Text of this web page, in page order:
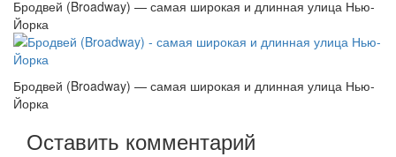
Бродвей (Broadway) — самая широкая и длинная улица Нью-
Йорка
Бродвей (Broadway) — самая широкая и длинная улица Нью-
Йорка
Оставить комментарий